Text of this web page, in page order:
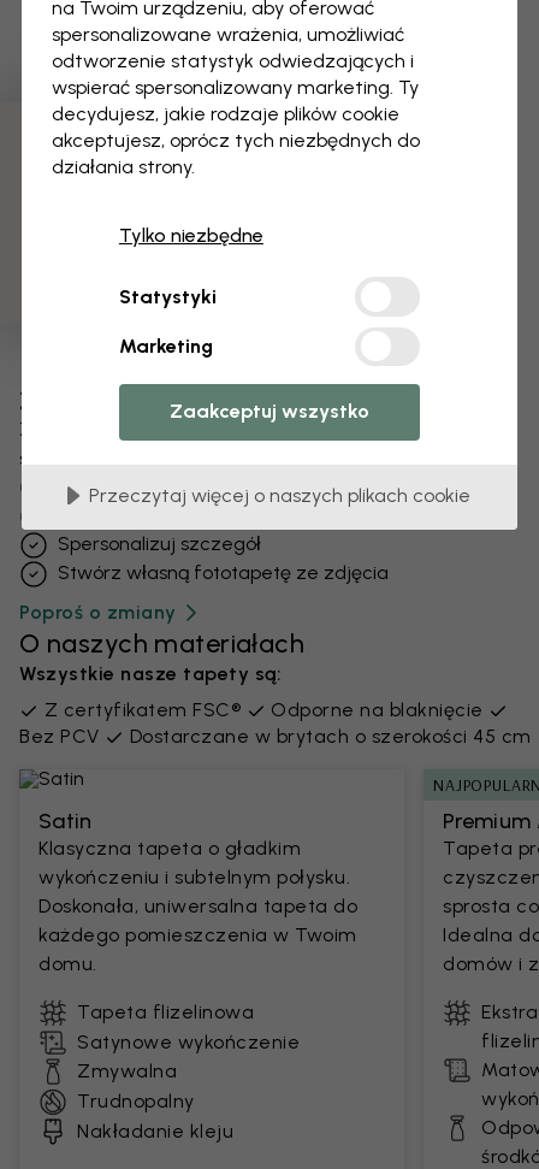
Zmień swoją tapetę
Zespół projektantów dostosuje każdy motyw
specjalnie dla Ciebie.
Zmień rozmiar lub kolory
Dodaj lub usuń obiekt
Spersonalizuj szczegół
Stwórz własną fototapetę ze zdjęcia
Poproś o zmiany
O naszych materiałach
Wszystkie nasze tapety są:
Z certyfikatem FSC®
Odporne na blaknięcie
Bez PCV
Dostarczane w brytach o szerokości 45 cm
Satin
Klasyczna tapeta o gładkim
wykończeniu i subtelnym połysku.
Doskonała, uniwersalna tapeta do
każdego pomieszczenia w Twoim
domu.
Tapeta flizelinowa
Satynowe wykończenie
Zmywalna
Trudnopalny
Nakładanie kleju
Tapeta
sprosta
Idealna
domów i
na Twoim urządzeniu, aby oferować
spersonalizowane wrażenia, umożliwiać
odtworzenie statystyk odwiedzających i
wspierać spersonalizowany marketing. Ty
decydujesz, jakie rodzaje plików cookie
akceptujesz, oprócz tych niezbędnych do
działania strony.
Tylko niezbędne
Statystyki
Marketing
Zaakceptuj wszystko
Przeczytaj więcej o naszych plikach cookie